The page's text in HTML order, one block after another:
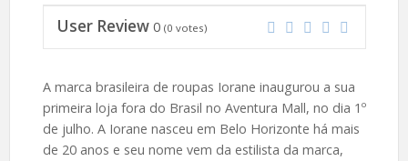
User Review 0 (0 votes)
A marca brasileira de roupas Iorane inaugurou a sua
primeira loja fora do Brasil no Aventura Mall, no dia 1º
de julho. A Iorane nasceu em Belo Horizonte há mais
de 20 anos e seu nome vem da estilista da marca,